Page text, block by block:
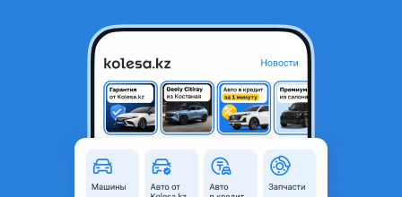
Передни бампер KIA K3
Шымкент, Туркестанская